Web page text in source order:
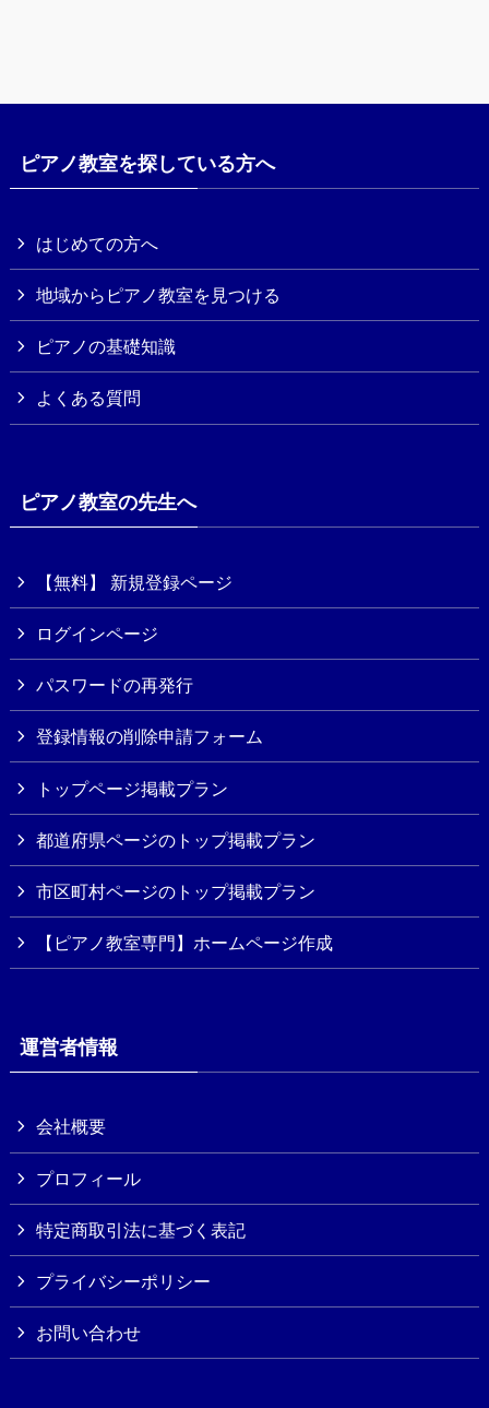
ピアノ教室を探している方へ
はじめての方へ
地域からピアノ教室を見つける
ピアノの基礎知識
よくある質問
ピアノ教室の先生へ
【無料】 新規登録ページ
ログインページ
パスワードの再発行
登録情報の削除申請フォーム
トップページ掲載プラン
都道府県ページのトップ掲載プラン
市区町村ページのトップ掲載プラン
【ピアノ教室専門】ホームページ作成
運営者情報
会社概要
プロフィール
特定商取引法に基づく表記
プライバシーポリシー
お問い合わせ